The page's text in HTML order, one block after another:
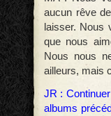
aucun rêve
laisser. Nous
que nous
Nous nous
ailleurs, mais
JR :
albums